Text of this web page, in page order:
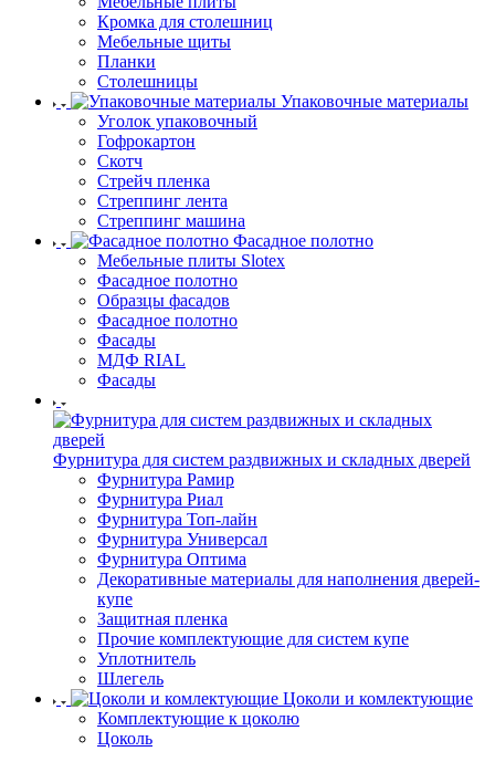
Кромка для столешниц
Мебельные щиты
Планки
Столешницы
Упаковочные материалы
Уголок упаковочный
Гофрокартон
Скотч
Стрейч пленка
Стреппинг лента
Стреппинг машина
Фасадное полотно
Мебельные плиты Slotex
Фасадное полотно
Образцы фасадов
Фасадное полотно
Фасады
МДФ RIAL
Фасады
Фурнитура для систем раздвижных и складных дверей
Фурнитура Рамир
Фурнитура Риал
Фурнитура Топ-лайн
Фурнитура Универсал
Фурнитура Оптима
Декоративные материалы для наполнения дверей-
купе
Защитная пленка
Прочие комплектующие для систем купе
Уплотнитель
Шлегель
Цоколи и комлектующие
Комплектующие к цоколю
Цоколь